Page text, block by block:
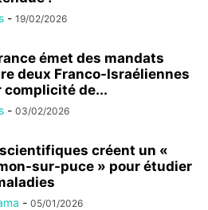
- 19/02/2026
émet des mandats
deux Franco-Israéliennes
complicité de...
- 03/02/2026
créent un «
sur-puce » pour étudier
- 05/01/2026